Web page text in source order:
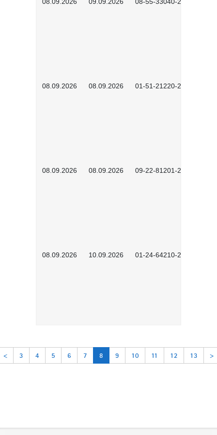
08.09.2026 08.09.2026 01-51-21220-2601
08.09.2026 08.09.2026 09-22-81201-2608
08.09.2026 10.09.2026 01-24-64210-2602
< 3 4 5 6 7 8 9 10 11 12 13 >